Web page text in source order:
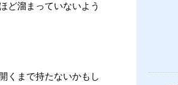
ど溜まっていないよう
くまで持たないかもし